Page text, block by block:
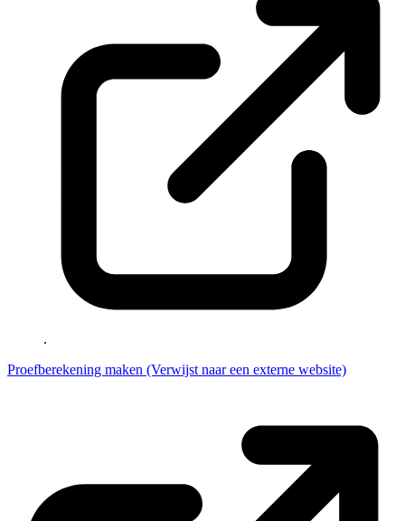
.
Proefberekening maken (Verwijst naar een externe website)